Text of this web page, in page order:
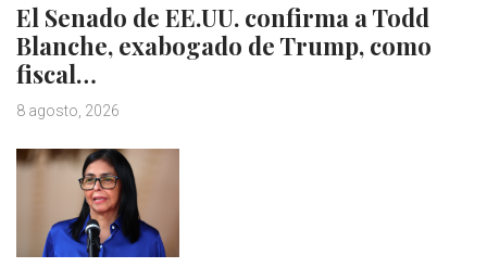
El Senado de EE.UU. confirma a Todd
Blanche, exabogado de Trump, como
fiscal…
8 agosto, 2026